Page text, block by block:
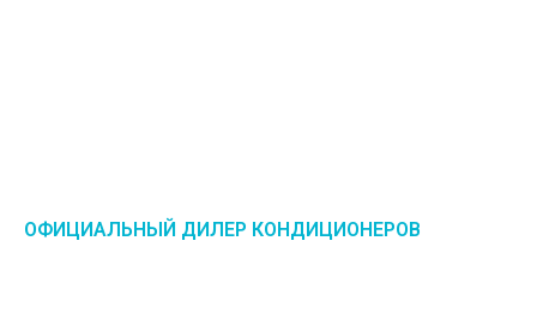
ОФИЦИАЛЬНЫЙ ДИЛЕР КОНДИЦИОНЕРОВ